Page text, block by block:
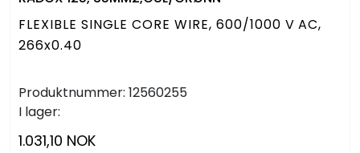
FLEXIBLE SINGLE CORE WIRE, 600/1000 V AC,
266x0.40
Produktnummer: 12560255
I lager:
1.031,10 NOK